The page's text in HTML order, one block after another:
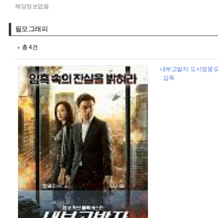
해당정보없음
필모그래피
총 4건
내부고발자: 도시영웅
: 감독